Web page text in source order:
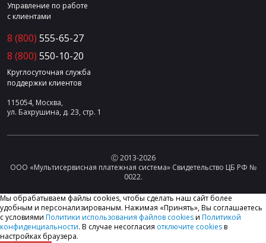
Управление по работе
с клиентами
8 (800) 555-65-27
8 (800) 550-10-20
Круглосуточная служба
поддержки клиентов
115054, Москва,
ул. Бахрушина, д. 23, стр. 1
Ⓒ 2013-2026
ООО «Мультисервисная платежная система» Свидетельство ЦБ РФ №
0022.
Мы обрабатываем файлы cookies, чтобы сделать наш сайт более
удобным и персонализированым. Нажимая «Принять», Вы соглашаетесь
с условиями Политики использования файлов cookiesи Политикой
конфиденциальности. В случае несогласия отключите cookiesв
настройках браузера.